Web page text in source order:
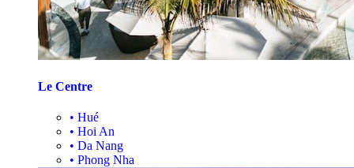
Le Centre
• Hué
• Hoi An
• Da Nang
• Phong Nha